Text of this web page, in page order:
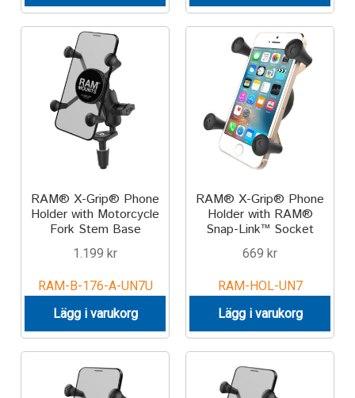
RAM® X-Grip® Phone
Holder with Motorcycle
Fork Stem Base
1.199 kr
RAM-B-176-A-UN7U
Lägg i varukorg
RAM® X-Grip® Phone
Holder with RAM®
Snap-Link™ Socket
669 kr
RAM-HOL-UN7
Lägg i varukorg